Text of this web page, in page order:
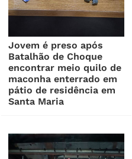
Jovem é preso após
Batalhão de Choque
encontrar meio quilo de
maconha enterrado em
pátio de residência em
Santa Maria